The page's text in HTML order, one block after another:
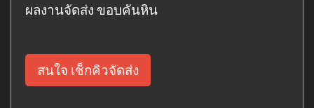
ผลงานจัดส่ง ขอบคันหิน
สนใจ เช็กคิวจัดส่ง